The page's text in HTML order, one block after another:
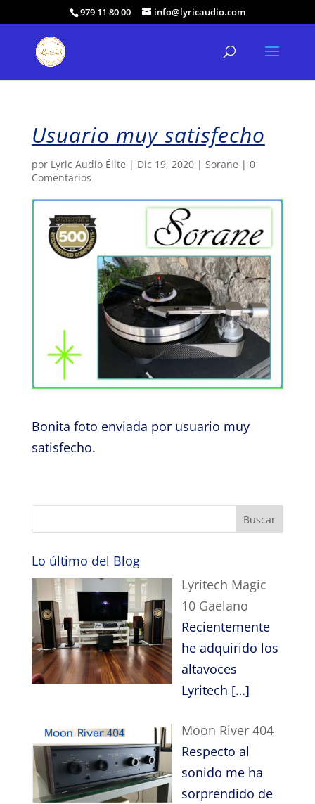
979 11 80 00 info@lyricaudio.com
Usuario muy satisfecho
por Lyric Audio Élite | Dic 19, 2020| Sorane | 0
Comentarios
Bonita foto enviada por usuario muy
satisfecho.
Lo último del Blog
Lyritech Magic
10 Gaelano
Recientemente
he adquirido los
altavoces
Lyritech […]
Moon River 404
Respecto al
sonido me ha
sorprendido de